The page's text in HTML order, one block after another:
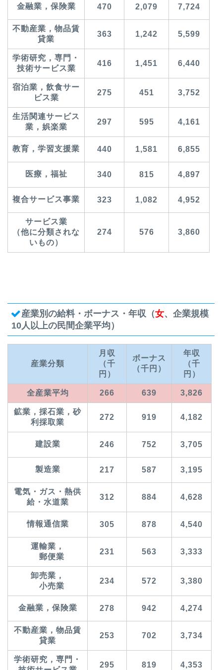
金融業，保険業 470 2,079 7,724
不動産業，物品賃
貸業
363 1,242 5,599
学術研究，専門・
技術サービス業
416 1,451 6,440
宿泊業，飲食サー
ビス業
275 451 3,752
生活関連サービス
業，娯楽業
297 595 4,161
教育，学習支援業 440 1,581 6,855
医療，福祉 340 815 4,897
複合サービス事業 323 1,082 4,952
サービス業
（他に分類されな
いもの）
274 576 3,860
産業別の給料・ボーナス・年収（女、企業規模
10人以上の民間企業平均）
産業分類
月収
（千
円）
ボーナス
（千円）
年収
（千
円）
全産業平均 266 639 3,826
鉱業，採石業，砂
利採取業
272 919 4,182
建設業 246 752 3,705
製造業 217 587 3,195
電気・ガス・熱供
給・水道業
312 884 4,628
情報通信業 305 878 4,540
運輸業，
郵便業
231 563 3,333
卸売業，
小売業
234 572 3,380
金融業，保険業 278 942 4,274
不動産業，物品賃
貸業
253 702 3,734
学術研究，専門・
295 819 4,353